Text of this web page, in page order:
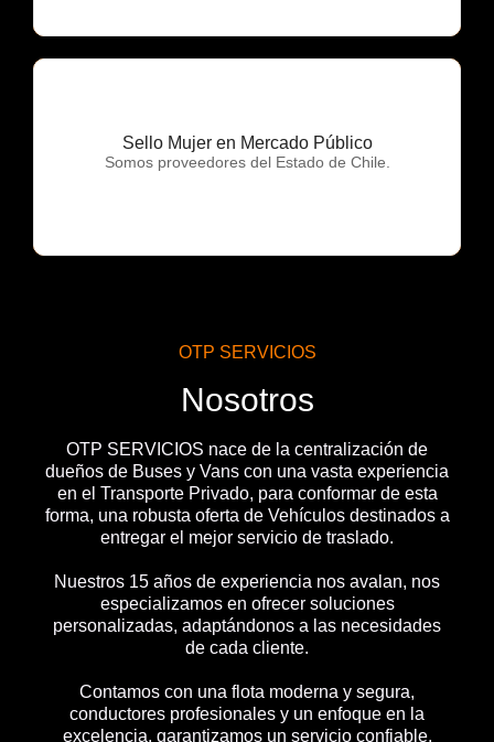
Sello Mujer en Mercado Público
Somos proveedores del Estado de Chile.
OTP Servicios
OTP SERVICIOS
Nosotros
OTP SERVICIOS nace de la centralización de
dueños de Buses y Vans con una vasta experiencia
en el Transporte Privado, para conformar de esta
forma, una robusta oferta de Vehículos destinados a
entregar el mejor servicio de traslado.
Nuestros 15 años de experiencia nos avalan, nos
especializamos en ofrecer soluciones
personalizadas, adaptándonos a las necesidades
de cada cliente.
Contamos con una flota moderna y segura,
conductores profesionales y un enfoque en la
excelencia, garantizamos un servicio confiable,